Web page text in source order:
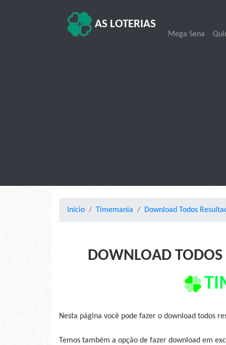
AS LOTERIAS
Mega Sena
Início Timemania Download Todos
DOWNLOAD
Nesta página você pode fazer o download todos
Temos também a opção de fazer download em